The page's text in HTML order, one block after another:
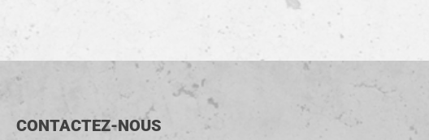
CONTACTEZ-NOUS